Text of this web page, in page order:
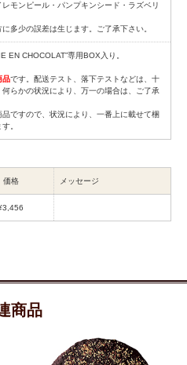
レモンピール・パンプキンシード・ラズベリ
多少の誤差は生じます。ご了承下さい。
EN CHOCOLAT”専用BOX入り。
品です。配送テスト、落下テストなどは、十
らかの状況により、万一の場合は、ご了承
ですので、状況により、一番上に載せて梱
。
価格 メッセージ
商品